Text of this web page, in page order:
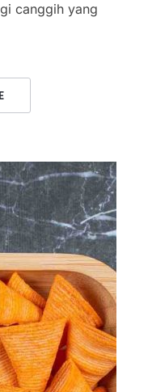
canggih yang